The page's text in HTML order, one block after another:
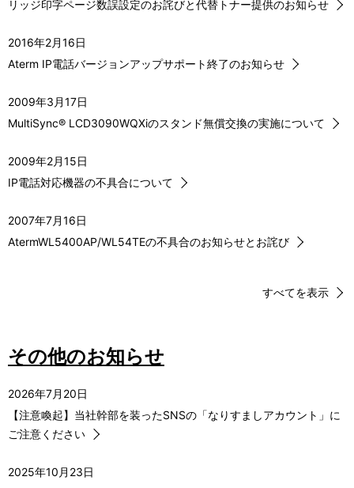
リッジ印字ページ数誤設定のお詫びと代替トナー提供のお知らせ
2016年2月16日
Aterm IP電話バージョンアップサポート終了のお知らせ
2009年3月17日
MultiSync® LCD3090WQXiのスタンド無償交換の実施について
2009年2月15日
IP電話対応機器の不具合について
2007年7月16日
AtermWL5400AP/WL54TEの不具合のお知らせとお詫び
すべてを表示
その他のお知らせ
2026年7月20日
【注意喚起】当社幹部を装ったSNSの「なりすましアカウント」に
ご注意ください
2025年10月23日